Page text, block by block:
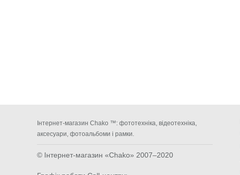
Інтернет-магазин Chako ™: фототехніка, відеотехніка,
аксесуари, фотоальбоми і рамки.
© Інтернет-магазин «Chako» 2007–2020